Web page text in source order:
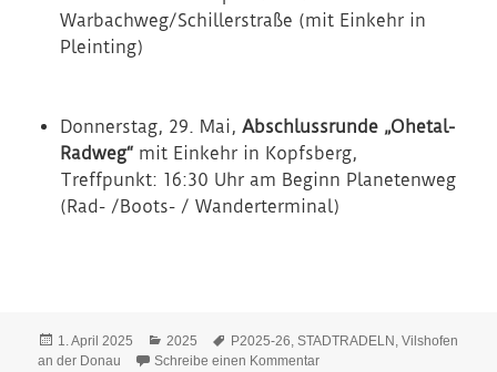
Warbachweg/Schillerstraße (mit Einkehr in
Pleinting)
Donnerstag, 29. Mai,Abschlussrunde „Ohetal-
Radweg“ mit Einkehr in Kopfsberg,
Treffpunkt: 16:30 Uhr am Beginn Planetenweg
(Rad- /Boots- / Wanderterminal)
Veröffentlicht
am
1. April 2025 Kategorien
2025 Schlagwörter
P2025-26,STADTRADELN ,Vilshofen
an der Donau
Schreibe einen Kommentarzu Stadtradeln 2025